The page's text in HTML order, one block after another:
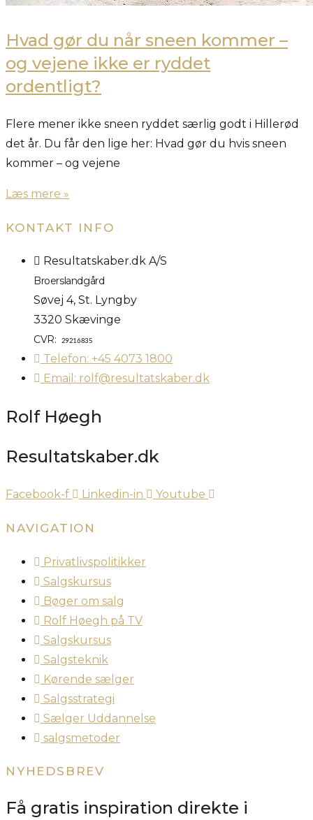
Hvad gør du når sneen kommer –
og vejene ikke er ryddet
ordentligt?
Flere mener ikke sneen ryddet særlig godt i Hillerød
det år. Du får den lige her: Hvad gør du hvis sneen
kommer – og vejene
Læs mere »
KONTAKT INFO
Resultatskaber.dk A/S
Broerslandgård
Søvej 4, St. Lyngby
3320 Skævinge
CVR: 29216835
Telefon: +45 4073 1800
Email: rolf@resultatskaber.dk
Rolf Høegh
Resultatskaber.dk
Facebook-f Linkedin-in Youtube
NAVIGATION
Privatlivspolitikker
Salgskursus
Bøger om salg
Rolf Høegh på TV
Salgskursus
Salgsteknik
Kørende sælger
Salgsstrategi
Sælger Uddannelse
salgsmetoder
NYHEDSBREV
Få gratis inspiration direkte i